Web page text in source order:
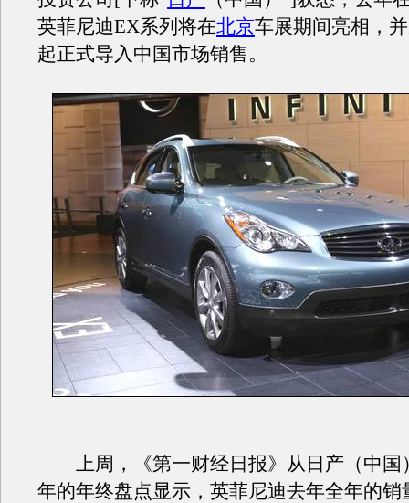
英菲尼迪EX系列将在北京车展期间亮相，
起正式导入中国市场销售。
上周，《第一财经日报》从日产（中国
年的年终盘点显示，英菲尼迪去年全年的销